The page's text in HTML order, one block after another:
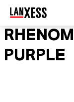
PURPLE